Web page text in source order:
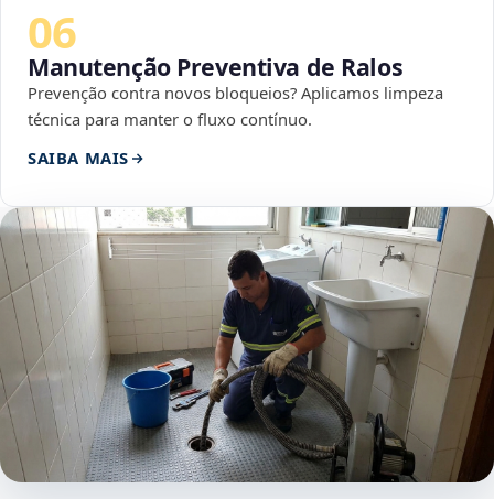
06
Manutenção Preventiva de Ralos
Prevenção contra novos bloqueios? Aplicamos limpeza
técnica para manter o fluxo contínuo.
SAIBA MAIS